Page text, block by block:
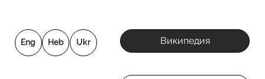
Eng Heb Ukr Википедия